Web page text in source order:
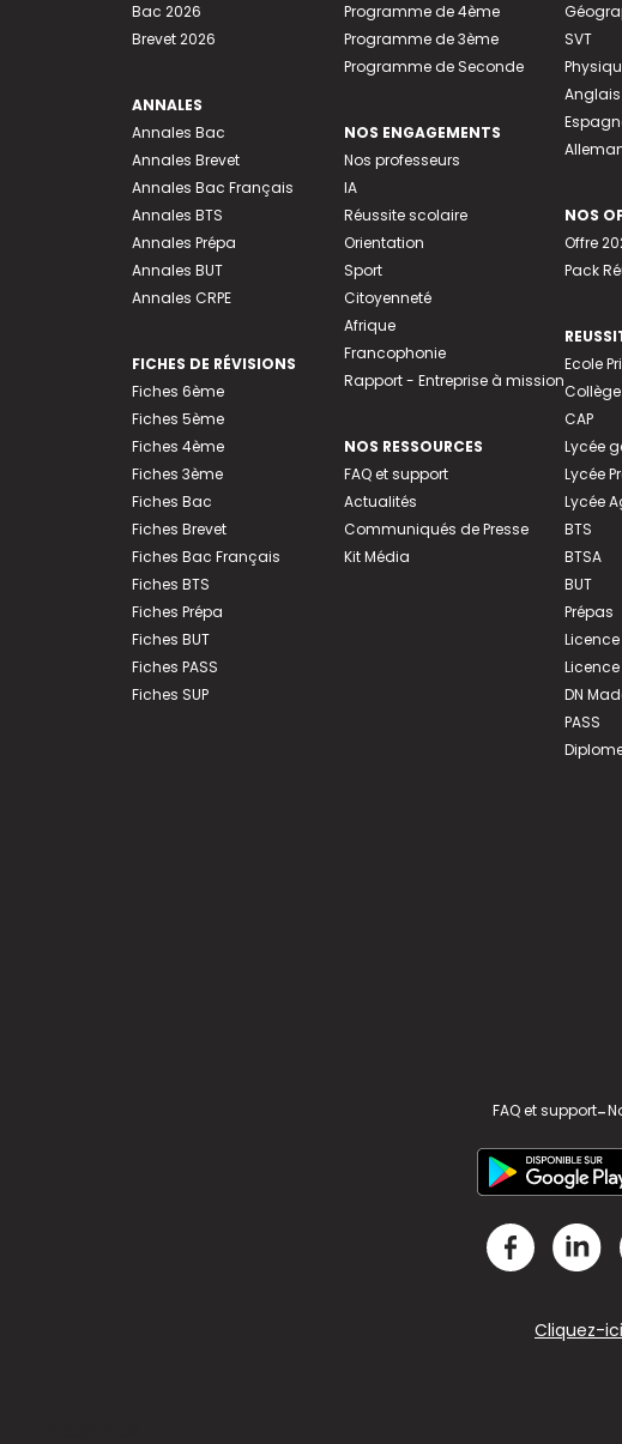
Bac 2026
Brevet 2026
ANNALES
Annales Bac
Annales Brevet
Annales Bac Français
Annales BTS
Annales Prépa
Annales BUT
Annales CRPE
FICHES DE RÉVISIONS
Fiches 6ème
Fiches 5ème
Fiches 4ème
Fiches 3ème
Fiches Bac
Fiches Brevet
Fiches Bac Français
Fiches BTS
Fiches Prépa
Fiches BUT
Fiches PASS
Fiches SUP
Programme de 4ème
Programme de 3ème
Programme de Seconde
NOS ENGAGEMENTS
Nos professeurs
IA
Réussite scolaire
Orientation
Sport
Citoyenneté
Afrique
Francophonie
Rapport - Entreprise à mission
NOS RESSOURCES
FAQ et support
Actualités
Communiqués de Presse
Kit Média
SVT
Anglais
NOS
Offre
Pack
Ecole
Collège
CAP
Lycée
Lycée
Lycée
BTS
BTSA
BUT
Prépas
Licence
Licence
DN
PASS
FAQ et support-
Cliquez-